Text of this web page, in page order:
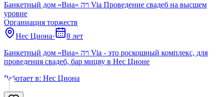
Банкетный дом «Виа» ויה Via Проведение свадеб на высшем
уровне
Органиация торжеств
Нес Циона·
8 лет
Банкетный дом «Виа» ויה Via - это роскошный комплекс, для
проведения свадеб, бар мицву в Нес Ционе
Работает в: Нес Циона